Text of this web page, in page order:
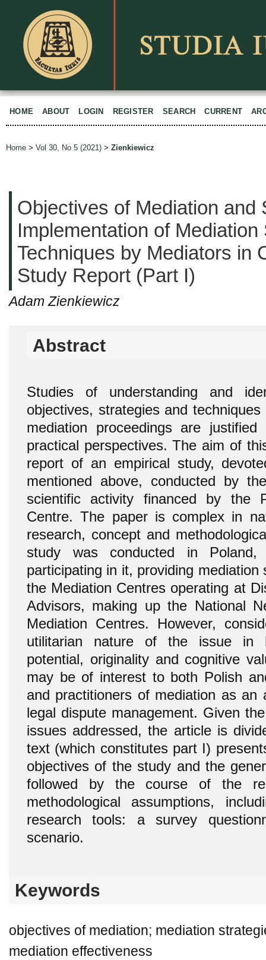
HOME ABOUT LOGIN REGISTER SEARCH CURRENT
Home > Vol 30, No 5 (2021) > Zienkiewicz
Objectives of Mediation and
Implementation of
Techniques by Mediators in
Study Report (Part I)
Adam Zienkiewicz
Abstract
Studies of understanding and
objectives, strategies and
mediation proceedings are
practical perspectives. The aim of
report of an empirical study,
mentioned above, conducted by
scientific activity financed by the
Centre. The paper is complex in
research, concept and
study was conducted in Poland,
participating in it, providing
the Mediation Centres operating at
Advisors, making up the National
Mediation Centres. However,
utilitarian nature of the issue in
potential, originality and cognitive
may be of interest to both Polish
and practitioners of mediation as an
legal dispute management. Given
issues addressed, the article is
text (which constitutes part I)
objectives of the study and the
followed by the course of the
methodological assumptions,
research tools: a survey
scenario.
Keywords
objectives of mediation; mediation
mediation effectiveness